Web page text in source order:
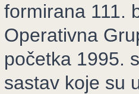
formirana 111.
Operativna
početka 1995.
sastav koje su